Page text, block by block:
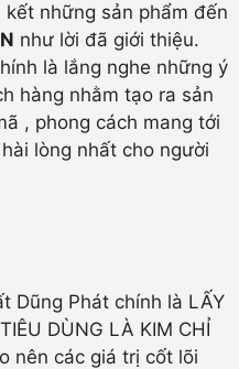
những sản phẩm đến
như lời đã giới thiệu.
là lắng nghe những ý
hàng nhằm tạo ra sản
, phong cách mang tới
lòng nhất cho người
Dũng Phát chính là LẤY
DÙNG LÀ KIM CHỈ
nên các giá trị cốt lõi